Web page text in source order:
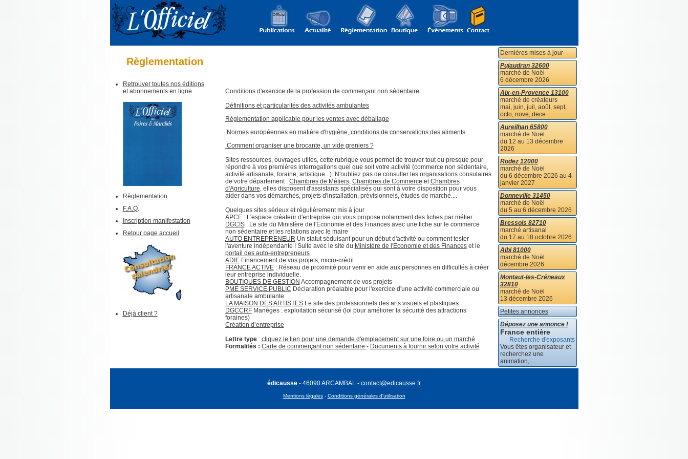
Règlementation
Retrouver toutes nos éditions
et abonnements en ligne
Règlementation
F.A.Q.
Inscription manifestation
Retour page accueil
Déjà client ?
Conditions d'exercice de la profession de commerçant non sédentaire
Définitions et particularités des activités ambulantes
Réglementation applicable pour les ventes avec déballage
Normes européennes en matière d'hygiène, conditions de conservations des aliments
Comment organiser une brocante, un vide greniers ?
Sites ressources, ouvrages utiles, cette rubrique vous permet de trouver tout ou presque pour
répondre à vos premières interrogations quel que soit votre activité (commerce non sédentaire,
activité artisanale, foraine, artistique...). N'oubliez pas de consulter les organisations consulaires
de votre département : Chambres de Métiers, Chambres de Commerce etChambres
d'Agriculture, elles disposent d'assistants spécialisés qui sont à votre disposition pour vous
aider dans vos démarches, projets d'installation, prévisionnels, études de marché....
Quelques sites sérieux et régulièrement mis à jour
APCE: L'espace créateur d'entreprise qui vous propose notamment des fiches par métier
DGCIS: Le site du Ministère de l'Economie et des Finances avec une fiche sur le commerce
non sédentaire et les relations avec le maire
AUTO ENTREPRENEUR Un statut séduisant pour un début d'activité ou comment tester
l'aventure indépendante ! Suite avec le site du Ministère de l'Economie et des Financeset le
portail des auto-entrepreneurs
ADIEFinancement de vos projets, micro-crédit
FRANCE ACTIVE: Réseau de proximité pour venir en aide aux personnes en difficultés à créer
leur entreprise individuelle.
BOUTIQUES DE GESTION Accompagnement de vos projets
PME SERVICE PUBLIC Déclaration préalable pour l'exercice d'une activité commerciale ou
artisanale ambulante
LA MAISON DES ARTISTESLe site des professionnels des arts visuels et plastiques
DGCCRFManèges : exploitation sécurisé (loi pour améliorer la sécurité des attractions
foraines)
Création d’entreprise
Lettre type: cliquez le lien pour une demande d'emplacement sur une foire ou un marché
Formalités : Carte de commerçant non sédentaire - Documents à fournir selon votre activité
Dernières mises à jour
Pujaudran 32600
marché de Noël
6 décembre 2026
Aix-en-Provence 13100
marché de créateurs
mai, juin, juil, août, sept,
octo, nove, dece
Aureilhan 65800
marché de Noël
du 12 au 13 décembre
2026
Rodez 12000
marché de Noël
du 6 décembre 2026 au 4
janvier 2027
Donneville 31450
marché de Noël
du 5 au 6 décembre 2026
Bressols 82710
marché artisanal
du 17 au 18 octobre 2026
Albi 81000
marché de Noël
décembre 2026
Montaut-les-Créneaux
32810
marché de Noël
13 décembre 2026
Petites annonces
Déposez une annonce !
France entière
Recherche d'exposants
Vous êtes organisateur et
recherchez une
animation,...
édicausse - 46090 ARCAMBAL - contact@edicausse.fr
Mentions légales- Conditions générales d'utilisation